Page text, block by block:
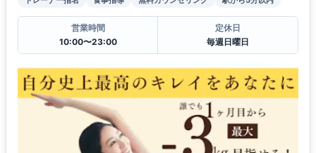
営業時間
10:00〜23:00
定休日
毎週日曜日